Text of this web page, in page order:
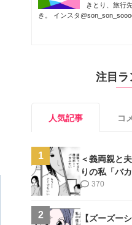
きとり、旅行
き。 インスタ
注目ラ
人気記事 コ
1
＜義両親と
りの私「バ
肢がない【
370
2
【ズーズー